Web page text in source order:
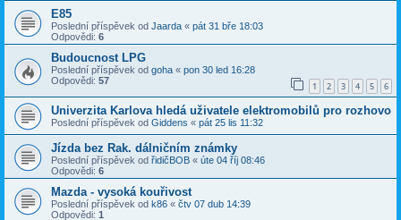
E85
Poslední příspěvek od Jaarda « pát 31 bře 18:03
Odpovědi: 6
Budoucnost LPG
Poslední příspěvek od goha « pon 30 led 16:28
Odpovědi: 57 1 2 3 4 5 6
Univerzita Karlova hledá uživatele elektromobilů pro rozhovo
Poslední příspěvek od Giddens « pát 25 lis 11:32
Jízda bez Rak. dálničním známky
Poslední příspěvek od řidičBOB « úte 04 říj 08:46
Odpovědi: 6
Mazda - vysoká kouřivost
Poslední příspěvek od k86 « čtv 07 dub 14:39
Odpovědi: 1